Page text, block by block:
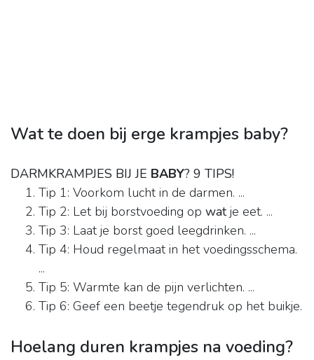
Wat te doen bij erge krampjes baby?
DARMKRAMPJES BIJ JE BABY? 9 TIPS!
Tip 1: Voorkom lucht in de darmen. ...
Tip 2: Let bij borstvoeding op watje eet. ...
Tip 3: Laat je borst goed leegdrinken. ...
Tip 4: Houd regelmaat in het voedingsschema.
...
Tip 5: Warmte kan de pijn verlichten. ...
Tip 6: Geef een beetje tegendruk op het buikje.
Hoelang duren krampjes na voeding?